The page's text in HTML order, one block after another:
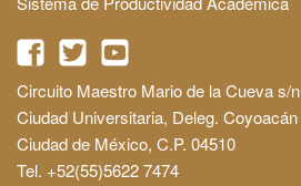
Circuito Maestro Mario de la Cueva s/n
Ciudad Universitaria, Deleg. Coyoacán
Ciudad de México, C.P. 04510
Tel. +52(55)5622 7474